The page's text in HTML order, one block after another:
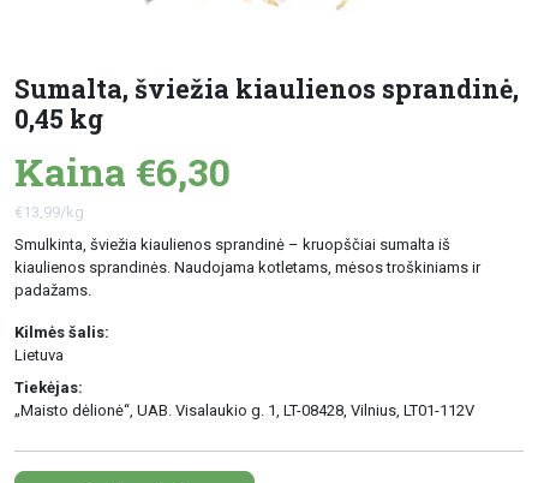
Sumalta, šviežia kiaulienos sprandinė,
0,45 kg
Kaina €6,30
€13,99/kg
Smulkinta, šviežia kiaulienos sprandinė – kruopščiai sumalta iš
kiaulienos sprandinės. Naudojama kotletams, mėsos troškiniams ir
padažams.
Kilmės šalis:
Lietuva
Tiekėjas:
„Maisto dėlionė“, UAB. Visalaukio g. 1, LT-08428, Vilnius, LT01-112V